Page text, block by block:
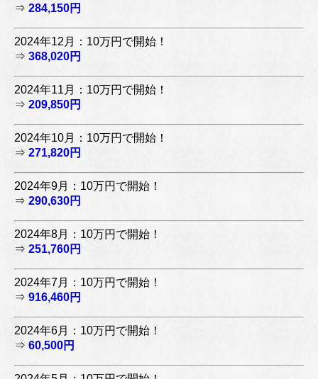
⇒ 284,150円
2024年12月：10万円で開始！
⇒ 368,020円
2024年11月：10万円で開始！
⇒ 209,850円
2024年10月：10万円で開始！
⇒ 271,820円
2024年9月：10万円で開始！
⇒ 290,630円
2024年8月：10万円で開始！
⇒ 251,760円
2024年7月：10万円で開始！
⇒ 916,460円
2024年6月：10万円で開始！
⇒ 60,500円